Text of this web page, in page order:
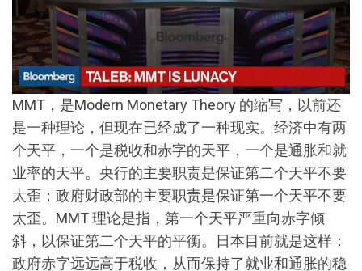
MMT，是Modern Monetary Theory 的缩写，以前还
是一种理论，但现在已经成了一种现实。经济中有两
个天平，一个是税收和赤字的天平，一个是通胀和就
业率的天平。央行的主要职责是保证第二个天平不要
太歪；政府财政部的主要职责是保证第一个天平不要
太歪。MMT 理论是指，第一个天平严重向赤字倾
斜，以保证第二个天平的平衡。日本目前就是这样：
政府赤字远远高于税收，从而保持了就业和通胀的稳